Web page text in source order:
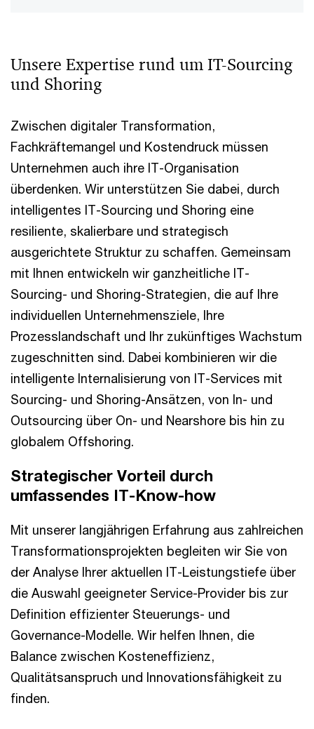
Unsere Expertise rund um IT-Sourcing
und Shoring
Zwischen digitaler Transformation,
Fachkräftemangel und Kostendruck müssen
Unternehmen auch ihre IT-Organisation
überdenken. Wir unterstützen Sie dabei, durch
intelligentes IT-Sourcing und Shoring eine
resiliente, skalierbare und strategisch
ausgerichtete Struktur zu schaffen. Gemeinsam
mit Ihnen entwickeln wir ganzheitliche IT-
Sourcing- und Shoring-Strategien, die auf Ihre
individuellen Unternehmensziele, Ihre
Prozesslandschaft und Ihr zukünftiges Wachstum
zugeschnitten sind. Dabei kombinieren wir die
intelligente Internalisierung von IT-Services mit
Sourcing- und Shoring-Ansätzen, von In- und
Outsourcing über On- und Nearshore bis hin zu
globalem Offshoring.
Strategischer Vorteil durch
umfassendes IT-Know-how
Mit unserer langjährigen Erfahrung aus zahlreichen
Transformationsprojekten begleiten wir Sie von
der Analyse Ihrer aktuellen IT-Leistungstiefe über
die Auswahl geeigneter Service-Provider bis zur
Definition effizienter Steuerungs- und
Governance-Modelle. Wir helfen Ihnen, die
Balance zwischen Kosteneffizienz,
Qualitätsanspruch und Innovationsfähigkeit zu
finden.